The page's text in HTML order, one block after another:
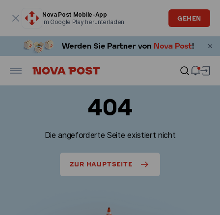
Nova Post Mobile-App
Im Google Play herunterladen
GEHEN
404
Die angeforderte Seite existiert nicht
ZUR HAUPTSEITE